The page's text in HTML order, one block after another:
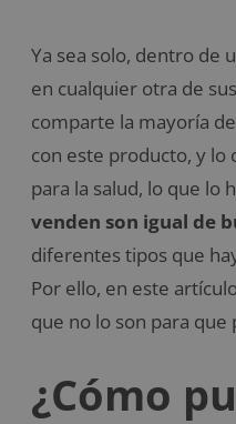
Ya sea solo, dentro de
en cualquier otra de
comparte la mayoría
con este producto, y lo
para la salud, lo que lo
venden son igual de
diferentes tipos que
Por ello, en este
que no lo son para
¿Cómo